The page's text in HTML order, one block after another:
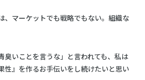
、マーケットでも戦略でもない。組織な
臭いことを言うな」と言われても、私は
性』を作るお手伝いをし続けたいと思い